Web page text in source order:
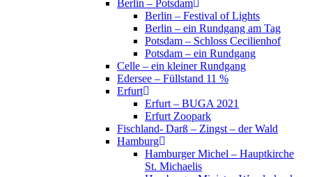
Berlin – Potsdam
Berlin – Festival of Lights
Berlin – ein Rundgang am Tag
Potsdam – Schloss Cecilienhof
Potsdam – ein Rundgang
Celle – ein kleiner Rundgang
Edersee – Füllstand 11 %
Erfurt
Erfurt – BUGA 2021
Erfurt Zoopark
Fischland- Darß – Zingst – der Wald
Hamburg
Hamburger Michel – Hauptkirche
St. Michaelis